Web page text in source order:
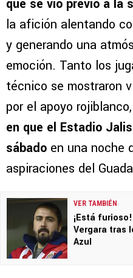
que se vio previo a la
la afición alentando
y generando una
emoción. Tanto los
técnico se mostraron
por el apoyo rojiblanco,
en que el Estadio
sábado en una noche
aspiraciones del
VER TAMBIÉN
¡Está
Vergara tras
Azul